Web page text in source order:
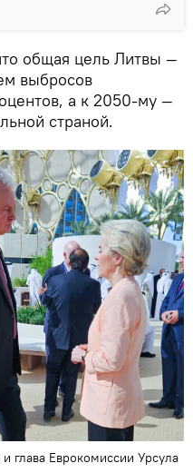
общая цель Литвы —
выбросов
а к 2050-му —
страной.
глава Еврокомиссии Урсула